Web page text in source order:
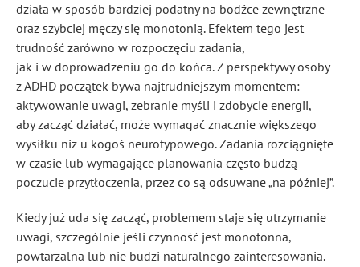
działa w sposób bardziej podatny na bodźce zewnętrzne
oraz szybciej męczy się monotonią. Efektem tego jest
trudność zarówno w rozpoczęciu zadania,
jak i w doprowadzeniu go do końca. Z perspektywy osoby
z ADHD początek bywa najtrudniejszym momentem:
aktywowanie uwagi, zebranie myśli i zdobycie energii,
aby zacząć działać, może wymagać znacznie większego
wysiłku niż u kogoś neurotypowego. Zadania rozciągnięte
w czasie lub wymagające planowania często budzą
poczucie przytłoczenia, przez co są odsuwane „na później”.
Kiedy już uda się zacząć, problemem staje się utrzymanie
uwagi, szczególnie jeśli czynność jest monotonna,
powtarzalna lub nie budzi naturalnego zainteresowania.